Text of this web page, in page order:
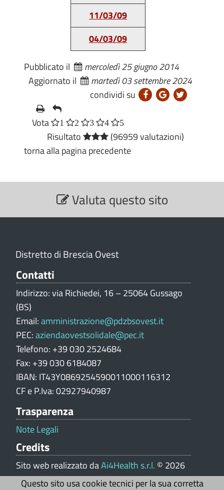
11/03/09
04/03/09
Pubblicato il
mercoledì 25 giugno 2014
Aggiornato il
martedì 03 settembre 2024
condividi su
Vota 1 2 3 4 5
Risultato
(96959 valutazioni)
torna alla pagina precedente
S
l
Valuta questo sito
Distretto di Brescia Ovest
Contatti
Indirizzo: via Richiedei, 16 – 25064 Gussago
(BS)
Email:amministrazione@pdzbsovest.it
PEC:aziendaovestsolidale@pec.it
Telefono: +39 030 2524684
Fax: +39 030 6184087
IBAN: IT43Y0869254590011000116312
CF e P.Iva: 02927940987
Trasparenza
Note Legali
Credits
Sito web realizzato daAi4Health s.r.l. © 2026
Questo sito usa cookie tecnici per la sua corretta